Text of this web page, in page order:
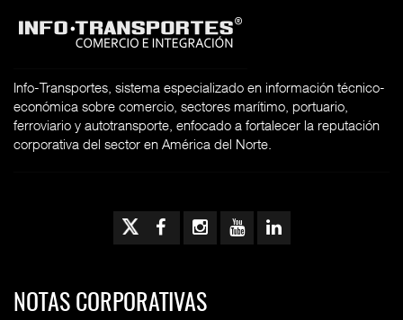
Info-Transportes, sistema especializado en información técnico-
económica sobre comercio, sectores marítimo, portuario,
ferroviario y autotransporte, enfocado a fortalecer la reputación
corporativa del sector en América del Norte.
NOTAS CORPORATIVAS